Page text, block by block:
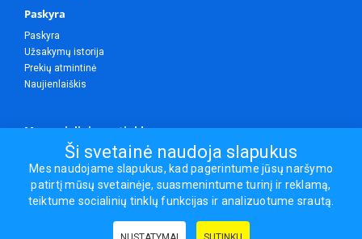
Paskyra
Paskyra
Užsakymų istorija
Prekių atmintinė
Naujienlaiškis
Mes socialiniuose tinkluose
Visos teisės saugomos.
Sporto ir laisvalaikio prekės, maisto papildai - erasportas.lt © 2026
Ši svetainė naudoja slapukus
Mes naudojame slapukus, kad pagerintume jūsų naršymo
patirtį mūsų svetainėje, suasmenintume turinį ir reklamą,
teiktume socialinių tinklų funkcijas ir analizuotume srautą.